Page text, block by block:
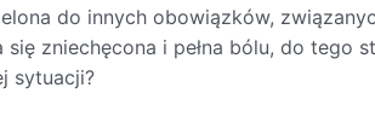
do innych obowiązków,
się zniechęcona i pełna bólu, do tego
sytuacji?